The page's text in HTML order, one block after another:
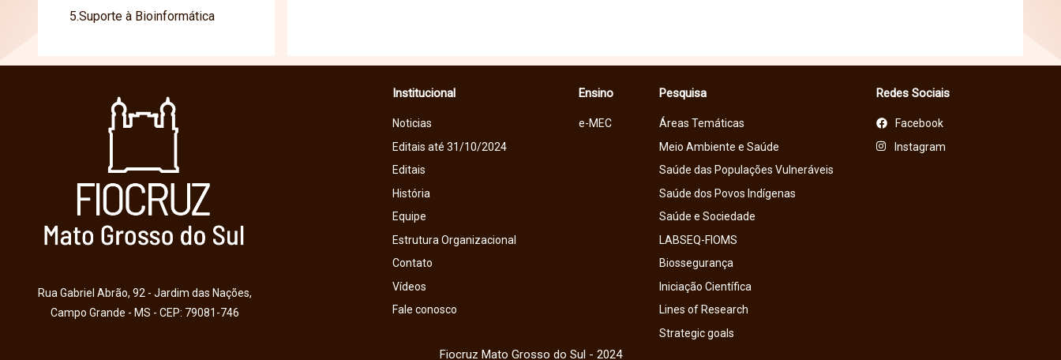
5.Suporte à Bioinformática
Rua Gabriel Abrão, 92 - Jardim das Nações,
Campo Grande - MS - CEP: 79081-746
Institucional
Noticias
Editais até 31/10/2024
Editais
História
Equipe
Estrutura Organizacional
Contato
Vídeos
Fale conosco
Ensino
e-MEC
Pesquisa
Áreas Temáticas
Meio Ambiente e Saúde
Saúde das Populações Vulneráveis
Saúde dos Povos Indígenas
Saúde e Sociedade
LABSEQ-FIOMS
Biossegurança
Iniciação Científica
Lines of Research
Strategic goals
Redes Sociais
Facebook
Instagram
Fiocruz Mato Grosso do Sul - 2024